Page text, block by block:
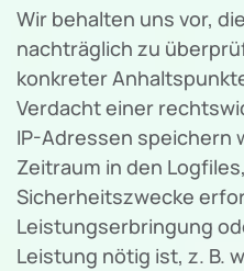
Wir behalten uns vor,
nachträglich zu
konkreter
Verdacht einer
IP-Adressen speichern
Zeitraum in den
Sicherheitszwecke
Leistungserbringung
Leistung nötig ist, z. B.